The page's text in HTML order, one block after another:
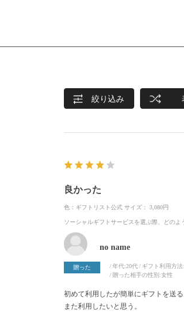
絞り込み
良かった
色：ギフトリスト公式 サイズ： 3,080円
ソーシャルギフトサービスを選ぶ際、どのよ
no name
贈った 年代:20代 ギフト利用方法:
贈った相手の性別:女性
初めて利用したが簡単にギフトを送
また利用したいと思う。